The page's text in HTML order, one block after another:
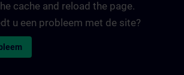
cache and reload the page.
u een probleem met de site?